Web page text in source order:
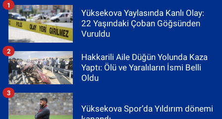
Yüksekova Yaylasında Kanlı Olay:
22 Yaşındaki Çoban Göğsünden
Vuruldu
1
Hakkarili Aile Düğün Yolunda Kaza
Yaptı: Ölü ve Yaralıların İsmi Belli
Oldu
2
Yüksekova Spor’da Yıldırım dönemi
3